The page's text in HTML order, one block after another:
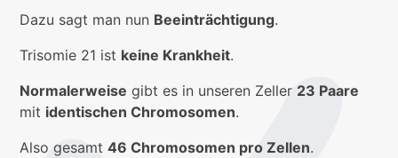
Dazu sagt man nun Beeinträchtigung.
Trisomie 21 ist keine Krankheit.
Normalerweise gibt es in unseren Zeller 23 Paare
mit identischen Chromosomen.
Also gesamt46 Chromosomen pro Zellen.